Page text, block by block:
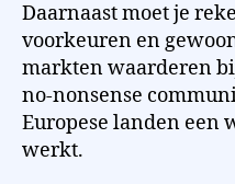
Daarnaast moet je
voorkeuren en
markten waarderen
no-nonsense
Europese landen een
werkt.